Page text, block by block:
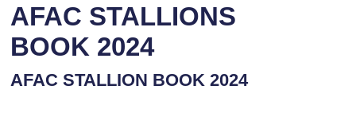
AFAC STALLIONS
BOOK 2024
AFAC STALLION BOOK 2024